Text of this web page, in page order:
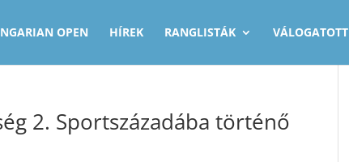
OPEN HÍREK RANGLISTÁK VÁLOGATOTT
2. Sportszázadába történő